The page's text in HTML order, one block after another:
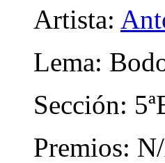
Artista:
Lema:
Sección:
Premios: